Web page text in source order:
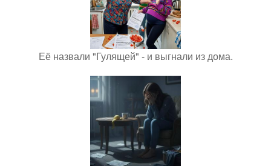
Её назвали "Гулящей" - и выгнали из дома.